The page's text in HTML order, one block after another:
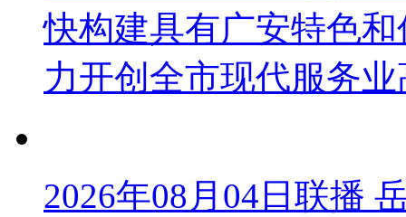
快构建具有广安特色
力开创全市现代服务
2026年08月04日联播